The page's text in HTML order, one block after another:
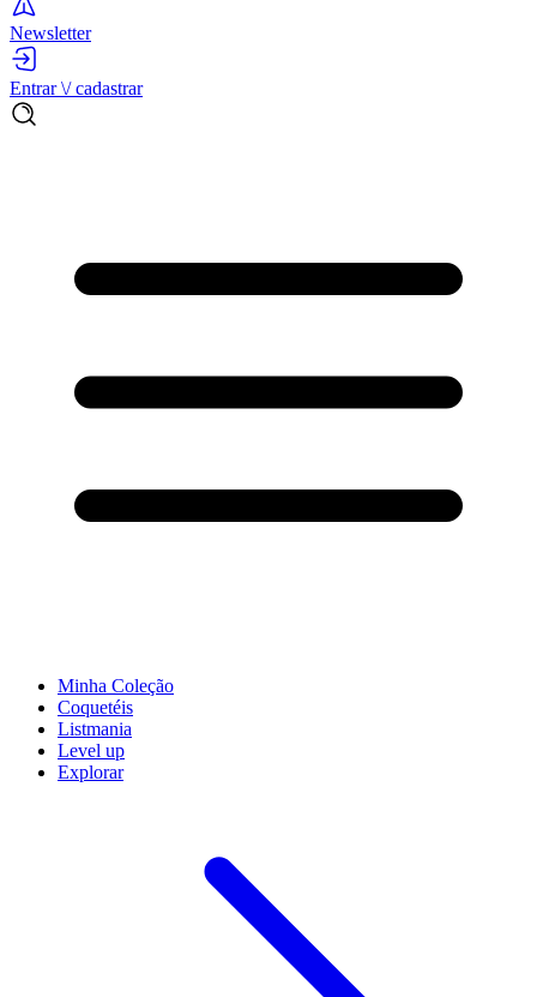
Newsletter
Entrar \/ cadastrar
Minha Coleção
Coquetéis
Listmania
Level up
Explorar